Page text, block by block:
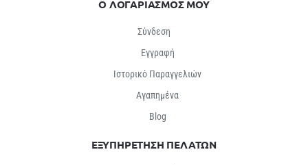
Ο ΛΟΓΑΡΙΑΣΜΟΣ ΜΟΥ
Σύνδεση
Εγγραφή
Ιστορικό Παραγγελιών
Αγαπημένα
Βlog
ΕΞΥΠΗΡΕΤΗΣΗ ΠΕΛΑΤΩΝ